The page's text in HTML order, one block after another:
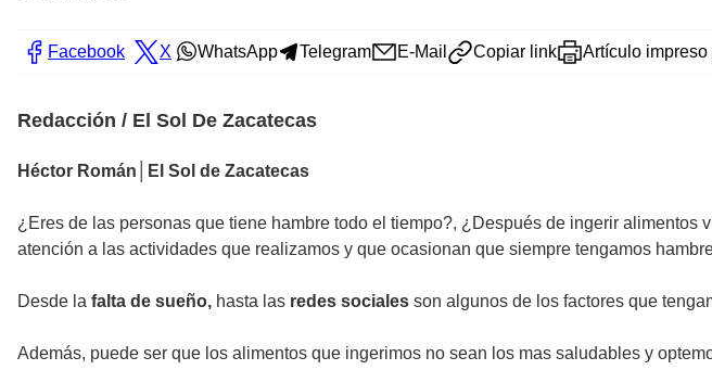
Facebook X WhatsApp Telegram E-Mail Copiar link Artículo impreso
Redacción / El Sol De Zacatecas
Héctor Román│El Sol de Zacatecas
¿Eres de las personas que tiene hambre todo el tiempo?, ¿Después de ingerir
atención a las actividades que realizamos y que ocasionan que siempre tengamos
Desde la falta de sueño, hasta las redes sociales son algunos de los factores que
Además, puede ser que los alimentos que ingerimos no sean los mas saludables y